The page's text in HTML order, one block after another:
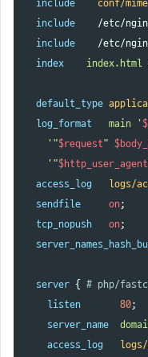
include conf/mime
include
/etc/
include
/etc/
index
index.html
default_type
log_format
main '
'"$request"
'"$http_user_agent
access_log
logs/
sendfile
on;
tcp_nopush
on;
server {
# php/
listen
80;
server_name
access_log
logs/